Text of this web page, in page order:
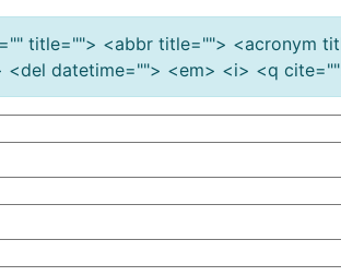
title=""> <abbr title=""> <acronym
<del datetime=""> <em> <i> <q